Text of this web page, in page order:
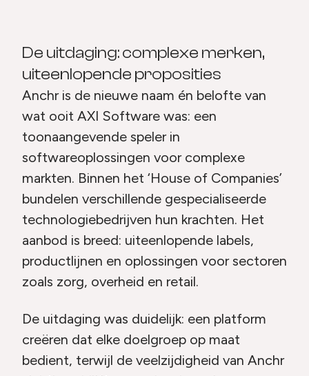
De uitdaging: complexe merken,
uiteenlopende proposities
Anchr is de nieuwe naam én belofte van
wat ooit AXI Software was: een
toonaangevende speler in
softwareoplossingen voor complexe
markten. Binnen het ‘House of Companies’
bundelen verschillende gespecialiseerde
technologiebedrijven hun krachten. Het
aanbod is breed: uiteenlopende labels,
productlijnen en oplossingen voor sectoren
zoals zorg, overheid en retail.
De uitdaging was duidelijk: een platform
creëren dat elke doelgroep op maat
bedient, terwijl de veelzijdigheid van Anchr